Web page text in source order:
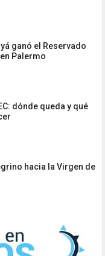
ganó el Reservado
Palermo
dónde queda y qué
hacia la Virgen de